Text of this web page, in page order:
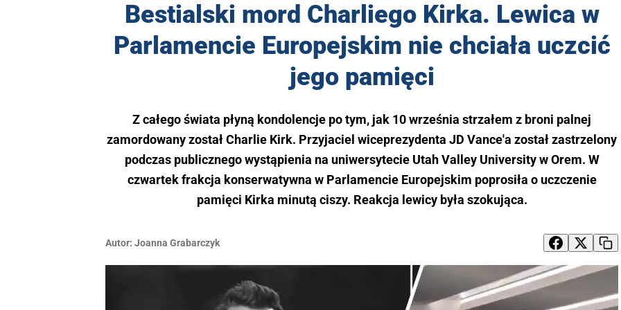
Bestialski mord Charliego Kirka. Lewica w
Parlamencie Europejskim nie chciała uczcić
jego pamięci
Z całego świata płyną kondolencje po tym, jak 10 września strzałem z broni palnej
zamordowany został Charlie Kirk. Przyjaciel wiceprezydenta JD Vance'a został zastrzelony
podczas publicznego wystąpienia na uniwersytecie Utah Valley University w Orem. W
czwartek frakcja konserwatywna w Parlamencie Europejskim poprosiła o uczczenie
pamięci Kirka minutą ciszy. Reakcja lewicy była szokująca.
Autor: Joanna Grabarczyk